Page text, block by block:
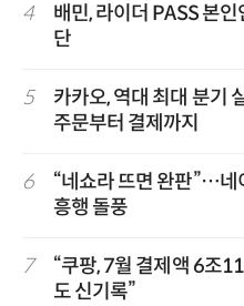
4
배민, 라이더 PASS 본
단
5
카카오, 역대 최대 분기
주문부터 결제까지
6
“네쇼라 뜨면 완판”…네
흥행 돌풍
7
“쿠팡, 7월 결제액 6조
도 신기록”